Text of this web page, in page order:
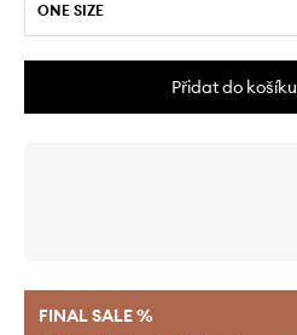
ONE SIZE
Přidat do košíku
FINAL SALE %